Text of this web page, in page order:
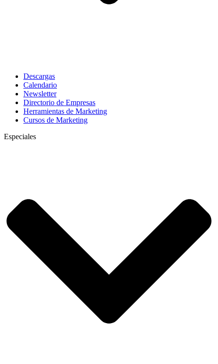
Descargas
Calendario
Newsletter
Directorio de Empresas
Herramientas de Marketing
Cursos de Marketing
Especiales